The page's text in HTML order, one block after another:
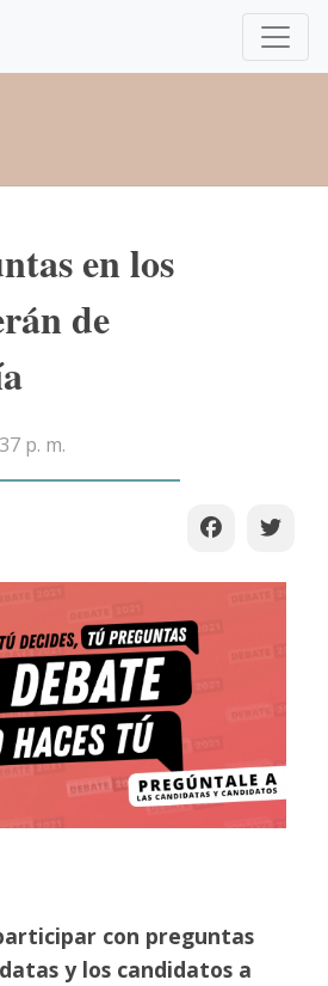
en los
de
p. m.
con preguntas
y los candidatos a